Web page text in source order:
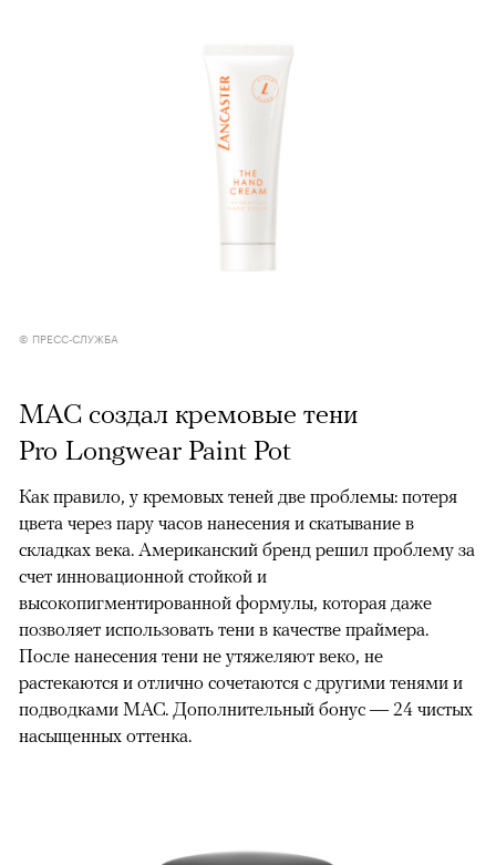
© ПРЕСС-СЛУЖБА
MAC создал кремовые тени
Pro Longwear Paint Pot
Как правило, у кремовых теней две проблемы: потеря
цвета через пару часов нанесения и скатывание в
складках века. Американский бренд решил проблему за
счет инновационной стойкой и
высокопигментированной формулы, которая даже
позволяет использовать тени в качестве праймера.
После нанесения тени не утяжеляют веко, не
растекаются и отлично сочетаются с другими тенями и
подводками MAC. Дополнительный бонус — 24 чистых
насыщенных оттенка.